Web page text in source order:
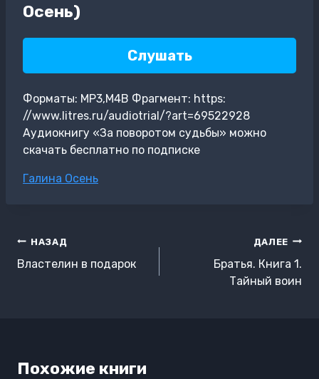
Осень)
Слушать
Форматы: MP3,M4B Фрагмент: https:
//www.litres.ru/audiotrial/?art=69522928
Аудиокнигу «За поворотом судьбы» можно
скачать бесплатно по подписке
Метки
Галина Осень
Навигация
по
НАЗАД
Властелин в подарок
ДАЛЕЕ
Братья. Книга 1.
Тайный воин
Похожие книги